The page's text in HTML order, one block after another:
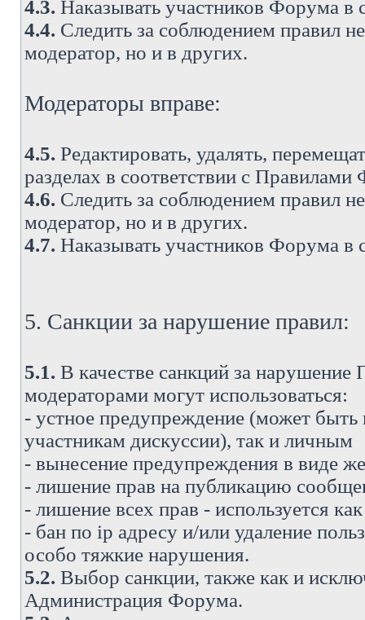
4.3. Наказывать участников Форума
4.4. Следить за соблюдением правил
модератор, но и в других.
Модераторы вправе:
4.5. Редактировать, удалять,
разделах в соответствии с
4.6. Следить за соблюдением правил
модератор, но и в других.
4.7. Наказывать участников Форума
5. Санкции за нарушение правил:
5.1. В качестве санкций за
модераторами могут использоваться:
- устное предупреждение (может
участникам дискуссии), так и личным
- вынесение предупреждения в виде
- лишение прав на публикацию
- лишение всех прав - используется
- бан по ip адресу и/или удаление
особо тяжкие нарушения.
5.2. Выбор санкции, также как и
Администрация Форума.